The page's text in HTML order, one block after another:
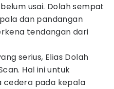
usai. Dolah sempat
dan pandangan
tendangan dari
serius, Elias Dolah
Hal ini untuk
cedera pada kepala